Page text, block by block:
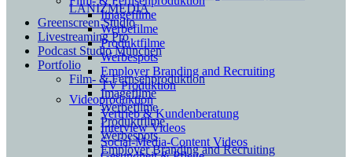
Imagefilme
Werbefilme
Produktfilme
Werbespots
Employer Branding and Recruiting
TV Produktion
Videoproduktion
Vertrieb & Kundenberatung
Interview Videos
Social-Media-Content Videos
LANIZMEDIA
Greenscreen Studio
Livestreaming Pro
Podcast Studio München
Portfolio
Film- & Fernsehproduktion
Imagefilme
Werbefilme
Produktfilme
Werbespots
Employer Branding and Recruiting